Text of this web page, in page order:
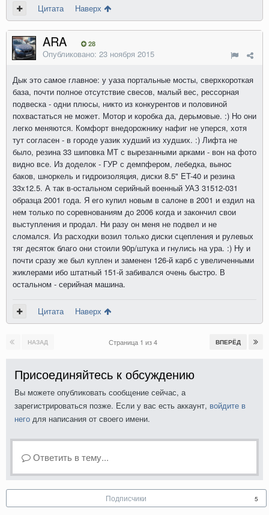
Цитата Наверх
ARA 28
Опубликовано: 23 ноября 2015
Дык это самое главное: у уаза портальные мосты, сверхкороткая
база, почти полное отсутствие свесов, малый вес, рессорная
подвеска - одни плюсы, никто из конкурентов и половиной
похвастаться не может. Мотор и коробка да, дерьмовые. :) Но они
легко меняются. Комфорт внедорожнику нафиг не уперся, хотя
тут согласен - в городе уазик худший из худших. :) Лифта не
было, резина 33 шиповка МТ с вырезанными арками - вон на фото
видно все. Из доделок - ГУР с демпфером, лебедка, вынос
баков, шноркель и гидроизоляция, диски 8.5" ET-40 и резина
33x12.5. А так в-остальном серийный военный УАЗ 31512-031
образца 2001 года. Я его купил новым в салоне в 2001 и ездил на
нем только по соревнованиям до 2006 когда и закончил свои
выступления и продал. Ни разу он меня не подвел и не
сломался. Из расходки возил только диски сцепления и рулевых
тяг десяток благо они стоили 90р/штука и гнулись на ура. :) Ну и
почти сразу же был куплен и заменен 126-й карб с увеличенными
жиклерами ибо штатный 151-й забивался очень быстро. В
остальном - серийная машина.
Цитата Наверх
НАЗАД ВПЕРЁД
Страница 1 из 4
Присоединяйтесь к обсуждению
Вы можете опубликовать сообщение сейчас, а
зарегистрироваться позже. Если у вас есть аккаунт, войдите в
него для написания от своего имени.
Ответить в тему...
Подписчики 5